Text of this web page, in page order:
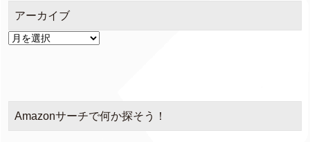
アーカイブ
ア
Amazonサーチで何か探そう！